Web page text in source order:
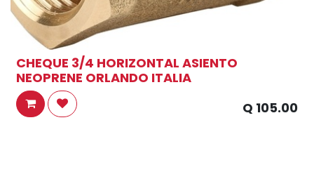
CHEQUE 3/4 HORIZONTAL ASIENTO
NEOPRENE ORLANDO ITALIA
Q 105.00